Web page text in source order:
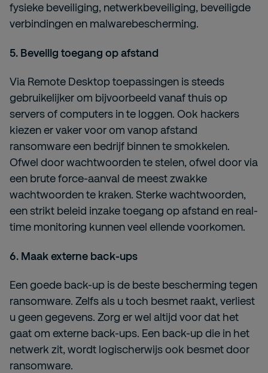
fysieke beveiliging, netwerkbeveiliging, beveiligde
verbindingen en malwarebescherming.
5. Beveilig toegang op afstand
Via Remote Desktop toepassingen is steeds
gebruikelijker om bijvoorbeeld vanaf thuis op
servers of computers in te loggen. Ook hackers
kiezen er vaker voor om vanop afstand
ransomware een bedrijf binnen te smokkelen.
Ofwel door wachtwoorden te stelen, ofwel door via
een brute force-aanval de meest zwakke
wachtwoorden te kraken. Sterke wachtwoorden,
een strikt beleid inzake toegang op afstand en real-
time monitoring kunnen veel ellende voorkomen.
6. Maak externe back-ups
Een goede back-up is de beste bescherming tegen
ransomware. Zelfs als u toch besmet raakt, verliest
u geen gegevens. Zorg er wel altijd voor dat het
gaat om externe back-ups. Een back-up die in het
netwerk zit, wordt logischerwijs ook besmet door
ransomware.